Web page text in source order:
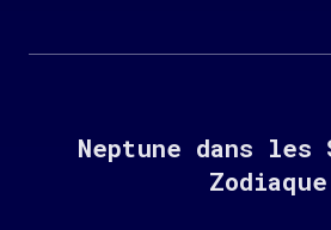
Neptune dans les
Zodiaque